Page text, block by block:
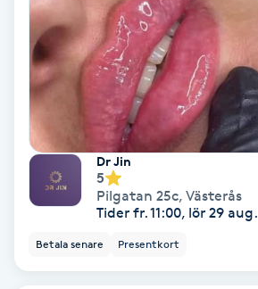
Medium
Megavolymfransar
Melasma
Mesoterapi
Microshading
Dr Jin
5
Pilgatan 25c, Västerås
Tider fr. 11:00, lör 29 aug.
Betala senare Presentkort